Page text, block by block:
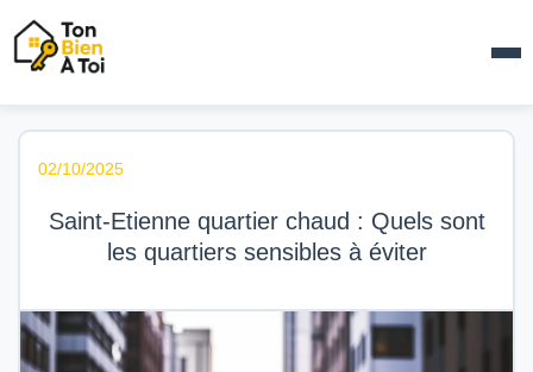
02/10/2025
Saint-Etienne quartier chaud : Quels sont
les quartiers sensibles à éviter